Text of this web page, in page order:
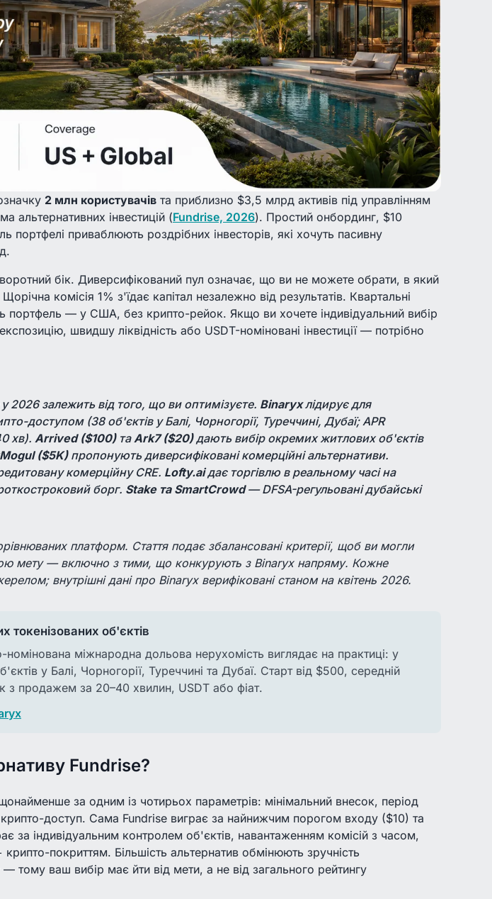
2 млн користувачів та приблизно $3,5 млрд активів під управлінням
інвестицій (Fundrise, 2026). Простий онбординг, $10
портфелі приваблюють роздрібних інвесторів, які хочуть пасивну
бік. Диверсифікований пул означає, що ви не можете обрати, в який
комісія 1% з'їдає капітал незалежно від результатів. Квартальні
портфель — у США, без крипто-рейок. Якщо ви хочете індивідуальний вибір
швидшу ліквідність або USDT-номіновані інвестиції — потрібно
2026 залежить від того, що ви оптимізуєте. Binaryxлідирує для
доступом (38 об'єктів у Балі, Чорногорії, Туреччині, Дубаї; APR
хв). Arrived ($100)та Ark7 ($20)дають вибір окремих житлових об'єктів
($5K)пропонують диверсифіковані комерційні альтернативи.
комерційну CRE. Lofty.aiдає торгівлю в реальному часі на
борг. Stake та SmartCrowd— DFSA-регульовані дубайські
платформ. Стаття подає збалансовані критерії, щоб ви могли
мету — включно з тими, що конкурують з Binaryx напряму. Кожне
внутрішні дані про Binaryx верифіковані станом на квітень 2026.
токенізованих об'єктів
міжнародна дольова нерухомість виглядає на практиці: у
у Балі, Чорногорії, Туреччині та Дубаї. Старт від $500, середній
з продажем за 20–40 хвилин, USDT або фіат.
Fundrise?
за одним із чотирьох параметрів: мінімальний внесок, період
крипто-доступ. Сама Fundrise виграє за найнижчим порогом входу ($10) та
за індивідуальним контролем об'єктів, навантаженням комісій з часом,
покриттям. Більшість альтернатив обмінюють зручність
— тому ваш вибір має йти від мети, а не від загального рейтингу